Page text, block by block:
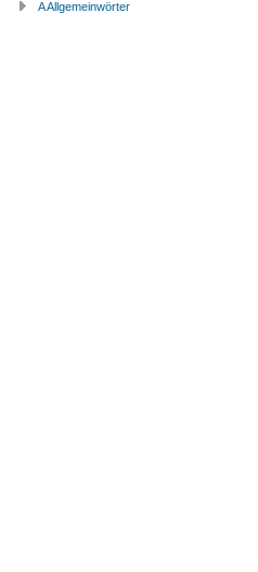
A Allgemeinwörter